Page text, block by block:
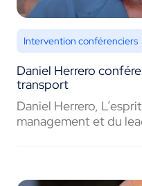
Intervention conférenciers
Daniel Herrero
transport
Daniel Herrero,
management et du